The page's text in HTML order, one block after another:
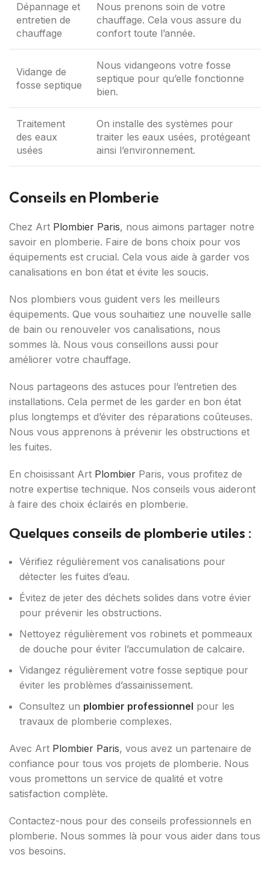
Dépannage et
entretien de
chauffage
Nous prenons soin de votre
chauffage. Cela vous assure du
confort toute l’année.
Vidange de
fosse septique
Nous vidangeons votre fosse
septique pour qu’elle fonctionne
bien.
Traitement
des eaux
usées
On installe des systèmes pour
traiter les eaux usées, protégeant
ainsi l’environnement.
Conseils en Plomberie
Chez Art Plombier Paris, nous aimons partager notre
savoir en plomberie. Faire de bons choix pour vos
équipements est crucial. Cela vous aide à garder vos
canalisations en bon état et évite les soucis.
Nos plombiers vous guident vers les meilleurs
équipements. Que vous souhaitiez une nouvelle salle
de bain ou renouveler vos canalisations, nous
sommes là. Nous vous conseillons aussi pour
améliorer votre chauffage.
Nous partageons des astuces pour l’entretien des
installations. Cela permet de les garder en bon état
plus longtemps et d’éviter des réparations coûteuses.
Nous vous apprenons à prévenir les obstructions et
les fuites.
En choisissant Art Plombier Paris, vous profitez de
notre expertise technique. Nos conseils vous aideront
à faire des choix éclairés en plomberie.
Quelques conseils de plomberie utiles :
Vérifiez régulièrement vos canalisations pour
détecter les fuites d’eau.
Évitez de jeter des déchets solides dans votre évier
pour prévenir les obstructions.
Nettoyez régulièrement vos robinets et pommeaux
de douche pour éviter l’accumulation de calcaire.
Vidangez régulièrement votre fosse septique pour
éviter les problèmes d’assainissement.
Consultez un plombier professionnel pour les
travaux de plomberie complexes.
Avec Art Plombier Paris, vous avez un partenaire de
confiance pour tous vos projets de plomberie. Nous
vous promettons un service de qualité et votre
satisfaction complète.
Contactez-nous pour des conseils professionnels en
plomberie. Nous sommes là pour vous aider dans tous
vos besoins.